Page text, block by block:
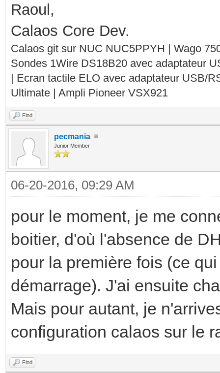
Raoul,
Calaos Core Dev.
Calaos git sur NUC NUC5PPYH | Wago
Sondes 1Wire DS18B20 avec adaptateur
| Ecran tactile ELO avec adaptateur USB/
Ultimate | Ampli Pioneer VSX921
Find
pecmania
Junior Member
06-20-2016, 09:29 AM
pour le moment, je me
boitier, d'où l'absence de
pour la première fois (ce
démarrage). J'ai ensuite
Mais pour autant, je
configuration calaos sur le
Find